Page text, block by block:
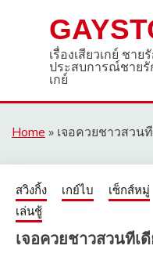
เรื่องเสียวเกย์ ชาย
ประสบการณ์ชายรั
เกย์
Home » เจอควยชาวสวน
สวิงกิ้ง เกย์ไบ เซ็กส์หมู่
เล่นชู้
เจอควยชาวสวนทีเ